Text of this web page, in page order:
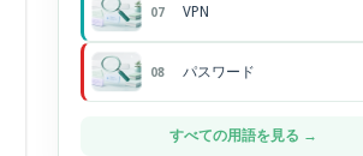
07 VPN
08 パスワード
すべての用語を見る →